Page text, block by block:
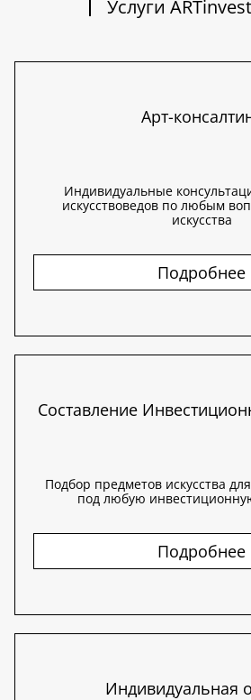
Услуги
Арт-
Индивидуальные
искусствоведов по любым
искусства
Подробнее
Составление
Подбор предметов искусства
под любую
Подробнее
Индивидуальная